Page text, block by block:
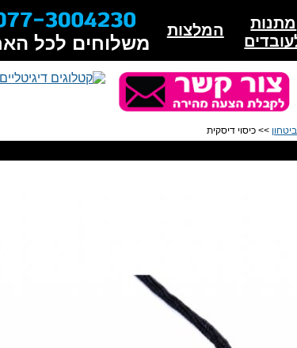
המלצות
מתנות
משלוחים לכל
>> כיסוי דיסקית